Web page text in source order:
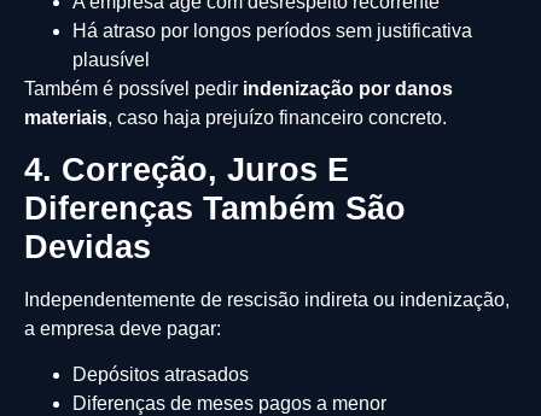
Há atraso por longos períodos sem justificativa
plausível
Também é possível pedir indenização por danos
materiais, caso haja prejuízo financeiro concreto.
4. Correção, Juros E
Diferenças Também São
Devidas
Independentemente de rescisão indireta ou indenização,
a empresa deve pagar:
Depósitos atrasados
Diferenças de meses pagos a menor